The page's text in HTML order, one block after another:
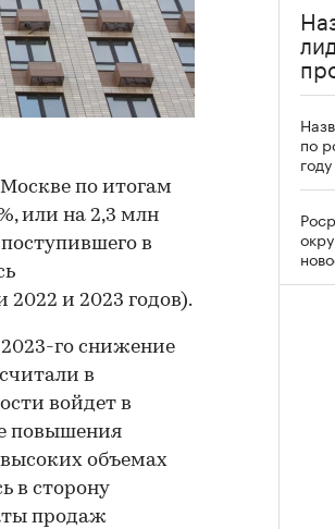
по итогам
или на 2,3 млн
в
и 2023 годов).
2023-го снижение
в
войдет в
повышения
объемах
в сторону
продаж
по
году